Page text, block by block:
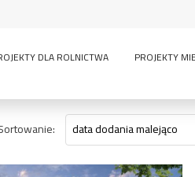
DLA ROLNICTWA PROJEKTY
data dodania malejąco